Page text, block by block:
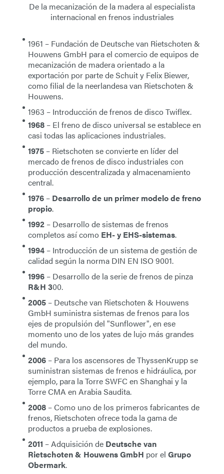
De la mecanización de la madera al especialista
internacional en frenos industriales
1961 – Fundación de Deutsche van Rietschoten &
Houwens GmbH para el comercio de equipos de
mecanización de madera orientado a la
exportación por parte de Schuit y Felix Biewer,
como filial de la neerlandesa van Rietschoten &
Houwens.
1963 – Introducción de frenos de disco Twiflex.
1968 – El freno de disco universal se establece en
casi todas las aplicaciones industriales.
1975 – Rietschoten se convierte en líder del
mercado de frenos de disco industriales con
producción descentralizada y almacenamiento
central.
1976 – Desarrollo de un primer modelo de freno
propio.
1992 – Desarrollo de sistemas de frenos
completos así como EH- y EHS-sistemas.
1994 – Introducción de un sistema de gestión de
calidad según la norma DIN EN ISO 9001.
1996 – Desarrollo de la serie de frenos de pinza
R&H 300.
2005 – Deutsche van Rietschoten & Houwens
GmbH suministra sistemas de frenos para los
ejes de propulsión del "Sunflower", en ese
momento uno de los yates de lujo más grandes
del mundo.
2006 – Para los ascensores de ThyssenKrupp se
suministran sistemas de frenos e hidráulica, por
ejemplo, para la Torre SWFC en Shanghai y la
Torre CMA en Arabia Saudita.
2008 – Como uno de los primeros fabricantes de
frenos, Rietschoten ofrece toda la gama de
productos a prueba de explosiones.
2011 – Adquisición de Deutsche van
Rietschoten & Houwens GmbH por elGrupo
Obermark.